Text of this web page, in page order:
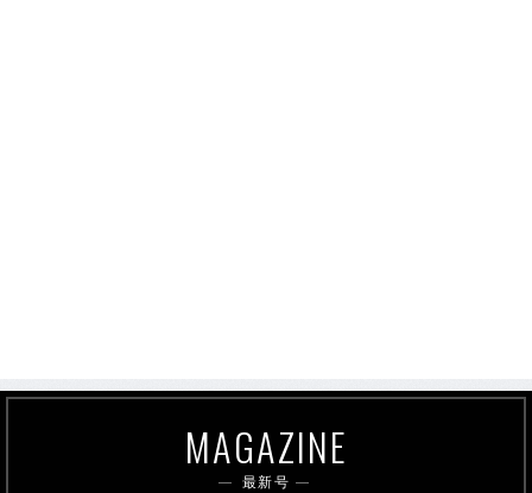
MAGAZINE
最新号